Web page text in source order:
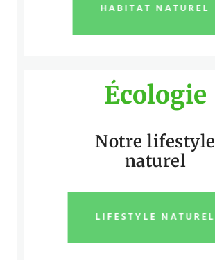
HABITAT NATUREL
Écologie
Notre lifestyle
naturel
LIFESTYLE NATUREL